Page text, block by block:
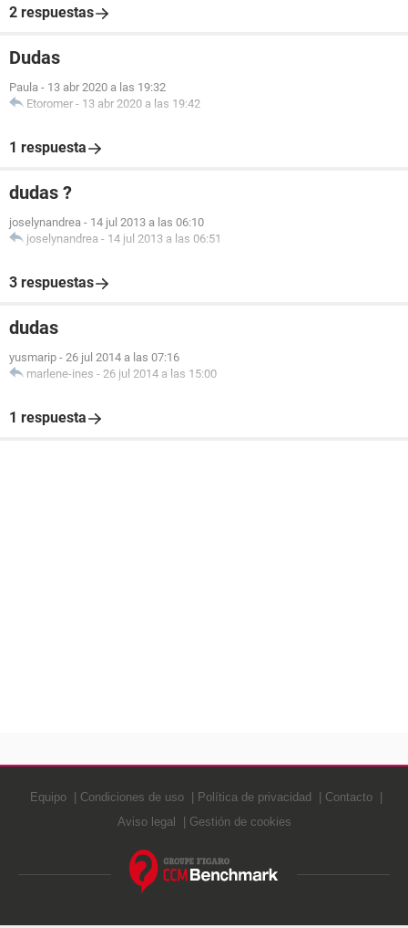
2 respuestas
Dudas
Paula - 13 abr 2020 a las 19:32
Etoromer - 13 abr 2020 a las 19:42
1 respuesta
dudas ?
joselynandrea - 14 jul 2013 a las 06:10
joselynandrea - 14 jul 2013 a las 06:51
3 respuestas
dudas
yusmarip - 26 jul 2014 a las 07:16
marlene-ines - 26 jul 2014 a las 15:00
1 respuesta
Equipo Condiciones de uso Política de privacidad
Contacto
Aviso legal
Gestión de cookies